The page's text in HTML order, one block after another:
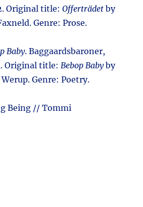
Original title:Offerträdet by
Genre: Prose.
Baby. Baggaardsbaroner,
Original title:Bebop Babyby
Werup. Genre: Poetry.
Being // Tommi